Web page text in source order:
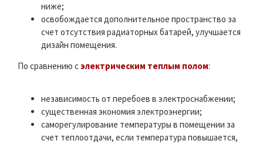
ниже;
освобождается дополнительное пространство за
счет отсутствия радиаторных батарей, улучшается
дизайн помещения.
По сравнению сэлектрическим теплым полом:
независимость от перебоев в электроснабжении;
существенная экономия электроэнергии;
саморегулирование температуры в помещении за
счет теплоотдачи, если температура повышается,